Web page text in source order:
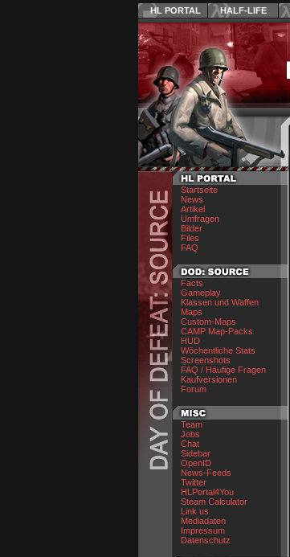
HL PORTAL HALF-LIFE
Startseite
News
Artikel
Umfragen
Bilder
Files
FAQ
Facts
Gameplay
Klassen und Waffen
Maps
Custom-Maps
CAMP Map-Packs
HUD
Wöchentliche Stats
Screenshots
FAQ / Häufige Fragen
Kaufversionen
Forum
Team
Jobs
Chat
Sidebar
OpenID
News-Feeds
Twitter
HLPortal4You
Steam Calculator
Link us
Mediadaten
Impressum
Datenschutz